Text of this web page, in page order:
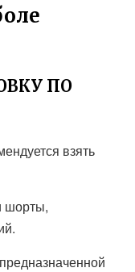
ПО
взять
шорты,